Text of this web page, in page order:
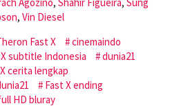
, Vin Diesel
Fast X
cinemaindo
subtitle Indonesia
dunia21
cerita lengkap
Fast X ending
HD bluray